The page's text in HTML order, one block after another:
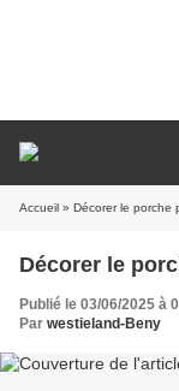
Accueil » Décorer le porche
Décorer le
Publié le 03/06/2025 à
Par westieland-Beny